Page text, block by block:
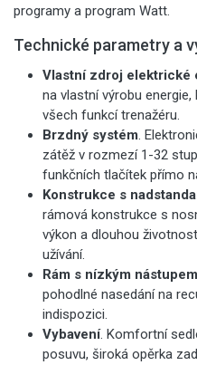
programy a program Watt.
Technické parametry a
Vlastní zdroj elektrické
na vlastní výrobu
všech funkcí trenažéru.
Brzdný systém.
zátěž v rozmezí 1-32
funkčních tlačítek přímo
Konstrukce s
rámová konstrukce s
výkon a dlouhou
užívání.
Rám s nízkým nástupem
pohodlné nasedání na
indispozici.
Vybavení. Komfortní
posuvu, široká opěrka